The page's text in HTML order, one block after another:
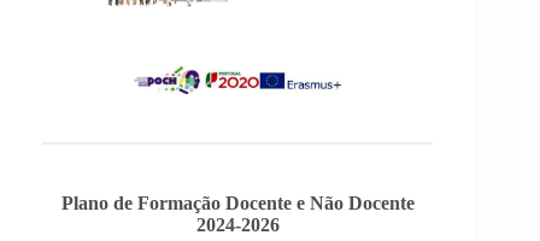
Plano de Formação Docente e Não Docente
2024-2026